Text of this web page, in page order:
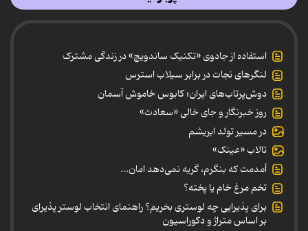
استفاده از جادوی «تکنیک ساندویچ» در زندگی مشترک
لنگرهای نجات در برابر سیلاب استرس
دوش‌پرتاب‌های ایران؛ کابوس خاموش آسمان
روز خبرنگار و جای خالی «سعادت»
در مسیر تولد ابریشم
تالاب «عینک»
آمدمت که بنگرم، گریه نمی‌دهد امان...
تخم مرغ خام یا پخته؟
برای پذیرایی چه لوستری بخریم؟ راهنمای انتخاب لوستر پذیرای
بر اساس متراژ و دکوراسیون